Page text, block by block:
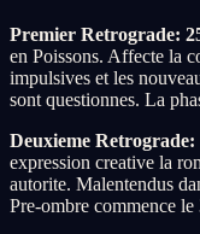
Premier Retrograde:
en Poissons. Affecte la
impulsives et les
sont questionnes. La
Deuxieme
expression creative la
autorite. Malentendus
Pre-ombre commence